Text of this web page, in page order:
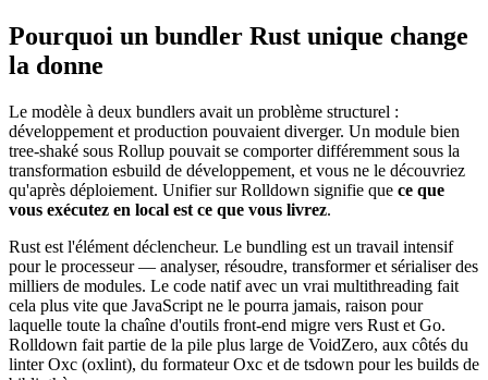
Pourquoi un bundler Rust unique change
la donne
Le modèle à deux bundlers avait un problème structurel :
développement et production pouvaient diverger. Un module bien
tree-shaké sous Rollup pouvait se comporter différemment sous la
transformation esbuild de développement, et vous ne le découvriez
qu'après déploiement. Unifier sur Rolldown signifie que ce que
vous exécutez en local est ce que vous livrez.
Rust est l'élément déclencheur. Le bundling est un travail intensif
pour le processeur — analyser, résoudre, transformer et sérialiser des
milliers de modules. Le code natif avec un vrai multithreading fait
cela plus vite que JavaScript ne le pourra jamais, raison pour
laquelle toute la chaîne d'outils front-end migre vers Rust et Go.
Rolldown fait partie de la pile plus large de VoidZero, aux côtés du
linter Oxc (oxlint), du formateur Oxc et de tsdown pour les builds de